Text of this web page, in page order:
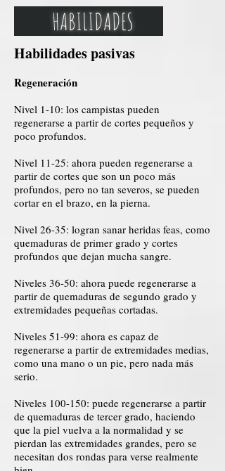
HABILIDADES
Habilidades pasivas
Regeneración
Nivel 1-10: los campistas pueden
regenerarse a partir de cortes pequeños y
poco profundos.
Nivel 11-25: ahora pueden regenerarse a
partir de cortes que son un poco más
profundos, pero no tan severos, se pueden
cortar en el brazo, en la pierna.
Nivel 26-35: logran sanar heridas feas, como
quemaduras de primer grado y cortes
profundos que dejan mucha sangre.
Niveles 36-50: ahora puede regenerarse a
partir de quemaduras de segundo grado y
extremidades pequeñas cortadas.
Niveles 51-99: ahora es capaz de
regenerarse a partir de extremidades medias,
como una mano o un pie, pero nada más
serio.
Niveles 100-150: puede regenerarse a partir
de quemaduras de tercer grado, haciendo
que la piel vuelva a la normalidad y se
pierdan las extremidades grandes, pero se
necesitan dos rondas para verse realmente